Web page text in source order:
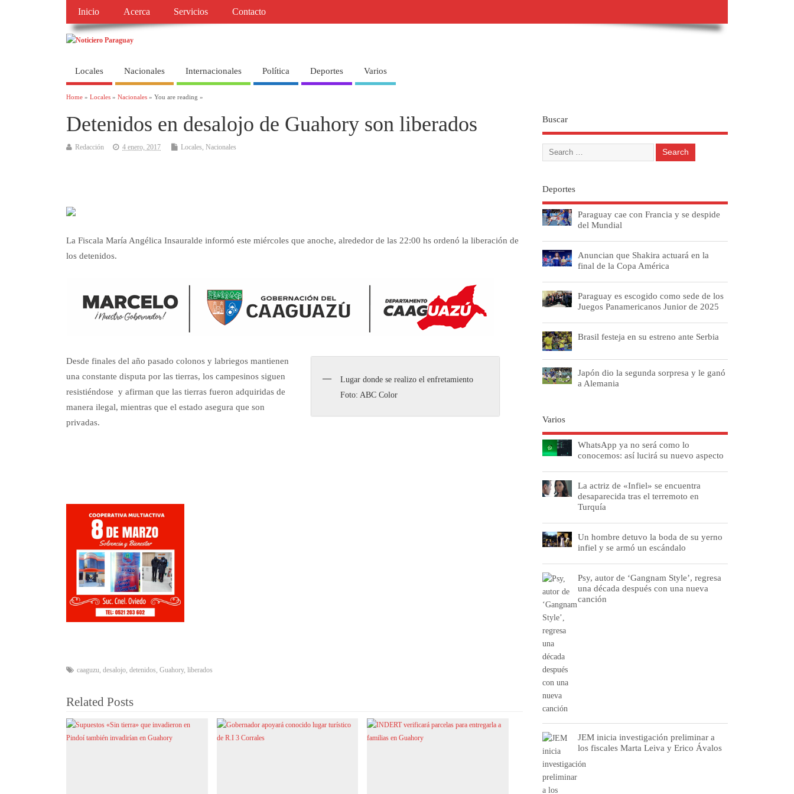
Inicio Acerca Servicios Contacto
Locales Nacionales Internacionales Política Deportes Varios
Home » Locales » Nacionales » You are reading »
Detenidos en desalojo de Guahory son liberados
Redacción 4 enero, 2017 Locales, Nacionales
La Fiscala María Angélica Insauralde informó este miércoles que anoche, alrededor de las 22:00 hs ordenó la liberación de
los detenidos.
Lugar donde se realizo el enfretamiento
Foto: ABC Color
Desde finales del año pasado colonos y labriegos mantienen
una constante disputa por las tierras, los campesinos siguen
resistiéndose y afirman que las tierras fueron adquiridas de
manera ilegal, mientras que el estado asegura que son
privadas.
caaguzu, desalojo, detenidos, Guahory, liberados
Related Posts
Buscar
Deportes
Paraguay cae con Francia y se despide
del Mundial
Anuncian que Shakira actuará en la
final de la Copa América
Paraguay es escogido como sede de los
Juegos Panamericanos Junior de 2025
Brasil festeja en su estreno ante Serbia
Japón dio la segunda sorpresa y le ganó
a Alemania
Varios
WhatsApp ya no será como lo
conocemos: así lucirá su nuevo aspecto
La actriz de «Infiel» se encuentra
desaparecida tras el terremoto en
Turquía
Un hombre detuvo la boda de su yerno
infiel y se armó un escándalo
Psy, autor de ‘Gangnam Style’, regresa
una década después con una nueva
canción
JEM inicia investigación preliminar a
los fiscales Marta Leiva y Erico Ávalos